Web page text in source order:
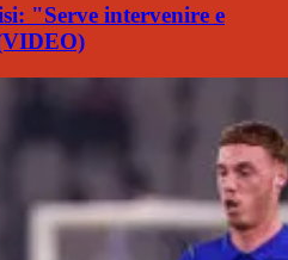
"Serve intervenire e